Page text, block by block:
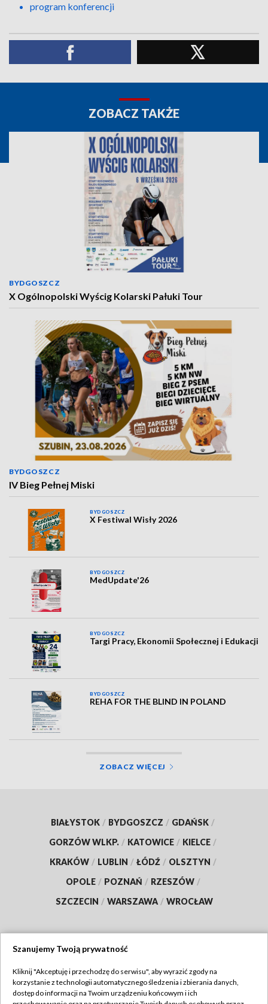
program konferencji
ZOBACZ TAKŻE
BYDGOSZCZ
X Ogólnopolski Wyścig Kolarski Pałuki Tour
BYDGOSZCZ
IV Bieg Pełnej Miski
BYDGOSZCZ
X Festiwal Wisły 2026
BYDGOSZCZ
MedUpdate'26
BYDGOSZCZ
Targi Pracy, Ekonomii Społecznej i Edukacji
BYDGOSZCZ
REHA FOR THE BLIND IN POLAND
ZOBACZ WIĘCEJ
BIAŁYSTOK / BYDGOSZCZ / GDAŃSK /
GORZÓW WLKP. / KATOWICE / KIELCE /
KRAKÓW / LUBLIN / ŁÓDŹ / OLSZTYN /
OPOLE / POZNAŃ / RZESZÓW /
SZCZECIN / WARSZAWA / WROCŁAW
TVP
Szanujemy Twoją prywatność
Kliknij "Akceptuję i przechodzę do serwisu", aby wyrazić zgody na
korzystanie z technologii automatycznego śledzenia i zbierania danych,
dostęp do informacji na Twoim urządzeniu końcowym i ich